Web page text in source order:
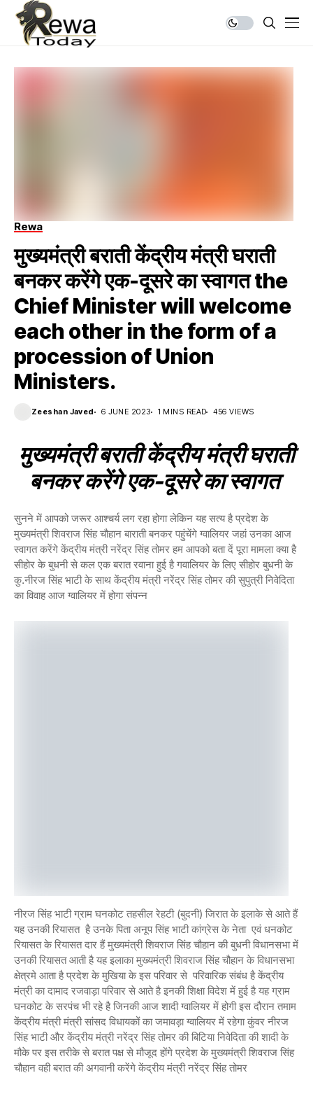
Rewa
मुख्यमंत्री बराती केंद्रीय मंत्री घराती
बनकर करेंगे एक-दूसरे का स्वागत the
Chief Minister will welcome
each other in the form of a
procession of Union
Ministers.
Zeeshan Javed 6 JUNE 2023 1 MINS READ 456 VIEWS
मुख्यमंत्री बराती केंद्रीय मंत्री घराती
बनकर करेंगे एक-दूसरे का स्वागत
सुनने में आपको जरूर आश्चर्य लग रहा होगा लेकिन यह सत्य है प्रदेश के
मुख्यमंत्री शिवराज सिंह चौहान बाराती बनकर पहुंचेंगे ग्वालियर जहां उनका आज
स्वागत करेंगे केंद्रीय मंत्री नरेंद्र सिंह तोमर हम आपको बता दें पूरा मामला क्या है
सीहोर के बुधनी से कल एक बरात रवाना हुई है गवालियर के लिए सीहोर बुधनी के
कु.नीरज सिंह भाटी के साथ केंद्रीय मंत्री नरेंद्र सिंह तोमर की सुपुत्री निवेदिता
का विवाह आज ग्वालियर में होगा संपन्न
नीरज सिंह भाटी ग्राम घनकोट तहसील रेहटी (बुदनी) जिरात के इलाके से आते हैं
यह उनकी रियासत है‌ उनके पिता अनूप सिंह भाटी कांग्रेस के नेता एवं धनकोट
रियासत के रियासत दार हैं मुख्यमंत्री शिवराज सिंह चौहान की बुधनी विधानसभा में
उनकी रियासत आती है यह इलाका मुख्यमंत्री शिवराज सिंह चौहान के विधानसभा
क्षेत्रमे आता है प्रदेश के मुखिया के इस परिवार से परिवारिक संबंध है केंद्रीय
मंत्री का दामाद रजवाड़ा परिवार से आते है इनकी शिक्षा विदेश में हुई है यह ग्राम
घनकोट के सरपंच भी रहे है जिनकी आज शादी ग्वालियर में होगी इस दौरान तमाम
केंद्रीय मंत्री मंत्री सांसद विधायकों का जमावड़ा ग्वालियर में रहेगा कुंवर नीरज
सिंह भाटी और केंद्रीय मंत्री नरेंद्र सिंह तोमर की बिटिया निवेदिता की शादी के
मौके पर इस तरीके से बरात पक्ष से मौजूद होंगे प्रदेश के मुख्यमंत्री शिवराज सिंह
चौहान वही बरात की अगवानी करेंगे केंद्रीय मंत्री नरेंद्र सिंह तोमर